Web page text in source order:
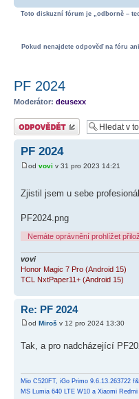
Toto diskuzní fórum je „odborně –
Pokud nenajdete odpověď na fóru ani
PF 2024
Moderátor: deusexx
Odeslat odpověď
PF 2024
od vovi v 31 pro 2023 14:21
Zjistil jsem u sebe
PF2024.png
Nemáte oprávnění prohlížet
vovi
Honor Magic 7 Pro (Android 15)
TCL NxtPaper11+ (Android 15)
Re: PF 2024
od Miroš v 12 pro 2024 13:30
Tak, a pro nadcházející
Mio C520FT, iGo Primo 9.6.13.263722
MS Lumia 640 LTE W10 a Xiaomi